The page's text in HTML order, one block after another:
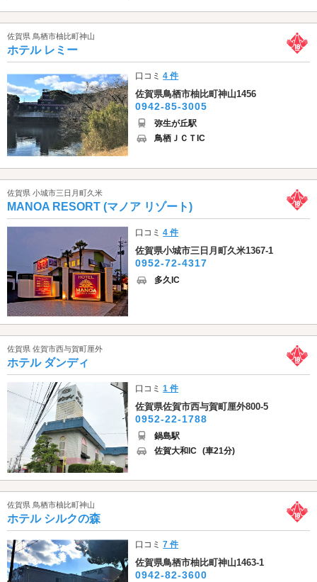
佐賀県 鳥栖市柚比町神山
ホテル レミー
口コミ4 件
佐賀県鳥栖市柚比町神山1456
0942-85-3005
弥生が丘駅
鳥栖ＪＣＴIC
佐賀県 小城市三日月町久米
MANOA RESORT (マノア リゾート)
口コミ4 件
佐賀県小城市三日月町久米1367-1
0952-72-4317
多久IC
佐賀県 佐賀市西与賀町厘外
ホテル ダンディ
口コミ1 件
佐賀県佐賀市西与賀町厘外800-5
0952-22-1788
鍋島駅
佐賀大和IC (車21分)
佐賀県 鳥栖市柚比町神山
ホテル シルクの森
口コミ7 件
佐賀県鳥栖市柚比町神山1463-1
0942-82-3600